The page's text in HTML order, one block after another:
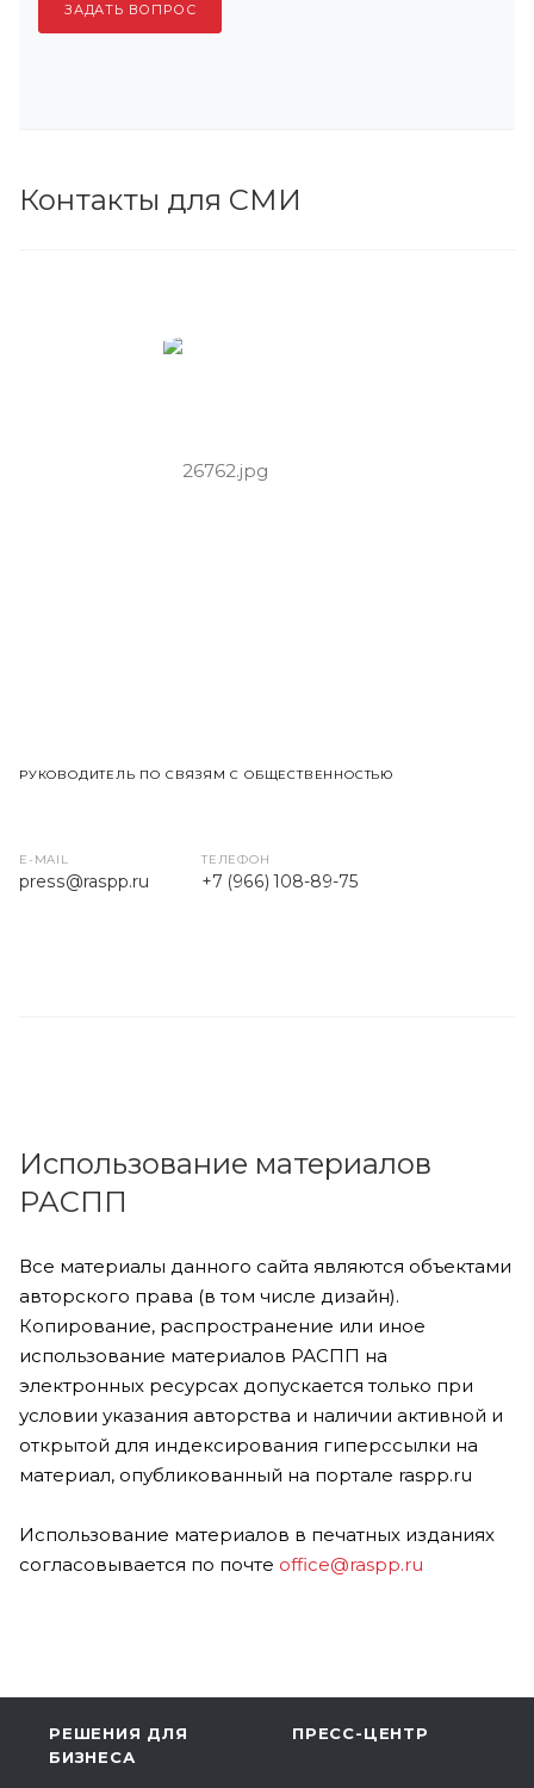
ЗАДАТЬ ВОПРОС
Контакты для СМИ
РУКОВОДИТЕЛЬ ПО СВЯЗЯМ С ОБЩЕСТВЕННОСТЬЮ
E-MAIL
press@raspp.ru
ТЕЛЕФОН
+7 (966) 108-89-75
Использование материалов
РАСПП
Все материалы данного сайта являются объектами
авторского права (в том числе дизайн).
Копирование, распространение или иное
использование материалов РАСПП на
электронных ресурсах допускается только при
условии указания авторства и наличии активной и
открытой для индексирования гиперссылки на
материал, опубликованный на портале raspp.ru
Использование материалов в печатных изданиях
согласовывается по почте office@raspp.ru
РЕШЕНИЯ ДЛЯ
БИЗНЕСА
ПРЕСС-ЦЕНТР